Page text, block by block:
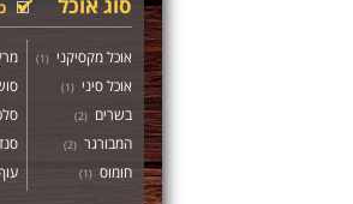
אוכל מקסיקני (
1
)
אוכל סיני (
1
)
בשרים (
2
)
המבורגר (
2
)
חומוס (
1
)